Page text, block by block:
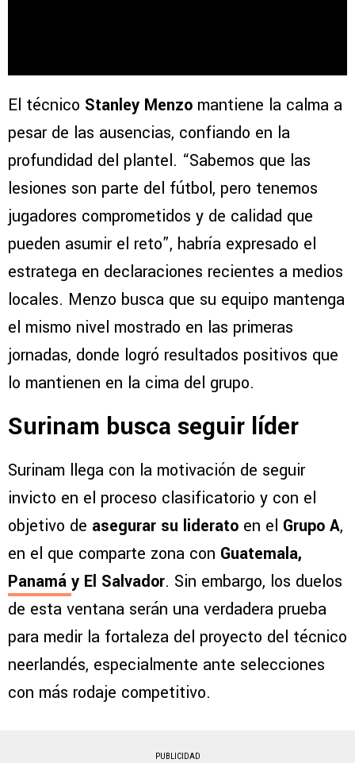
El técnico Stanley Menzo mantiene la calma a
pesar de las ausencias, confiando en la
profundidad del plantel. “Sabemos que las
lesiones son parte del fútbol, pero tenemos
jugadores comprometidos y de calidad que
pueden asumir el reto”, habría expresado el
estratega en declaraciones recientes a medios
locales. Menzo busca que su equipo mantenga
el mismo nivel mostrado en las primeras
jornadas, donde logró resultados positivos que
lo mantienen en la cima del grupo.
Surinam busca seguir líder
Surinam llega con la motivación de seguir
invicto en el proceso clasificatorio y con el
objetivo de asegurar su liderato en el Grupo A,
en el que comparte zona con Guatemala,
Panamá y El Salvador. Sin embargo, los duelos
de esta ventana serán una verdadera prueba
para medir la fortaleza del proyecto del técnico
neerlandés, especialmente ante selecciones
con más rodaje competitivo.
PUBLICIDAD